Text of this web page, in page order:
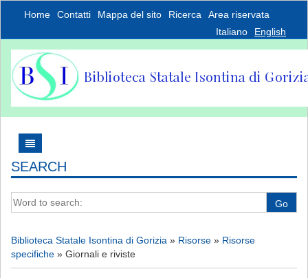
Home Contatti Mappa del sito Ricerca
Area riservata
Italiano
English
SEARCH
Word to search: Go
Biblioteca Statale Isontina di Gorizia » Risorse » Risorse
specifiche » Giornali e riviste